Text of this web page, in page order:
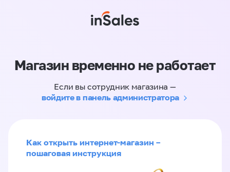
Магазин временно не работает
Если вы сотрудник магазина —
войдите в панель администратора
Как открыть интернет-магазин –
пошаговая инструкция